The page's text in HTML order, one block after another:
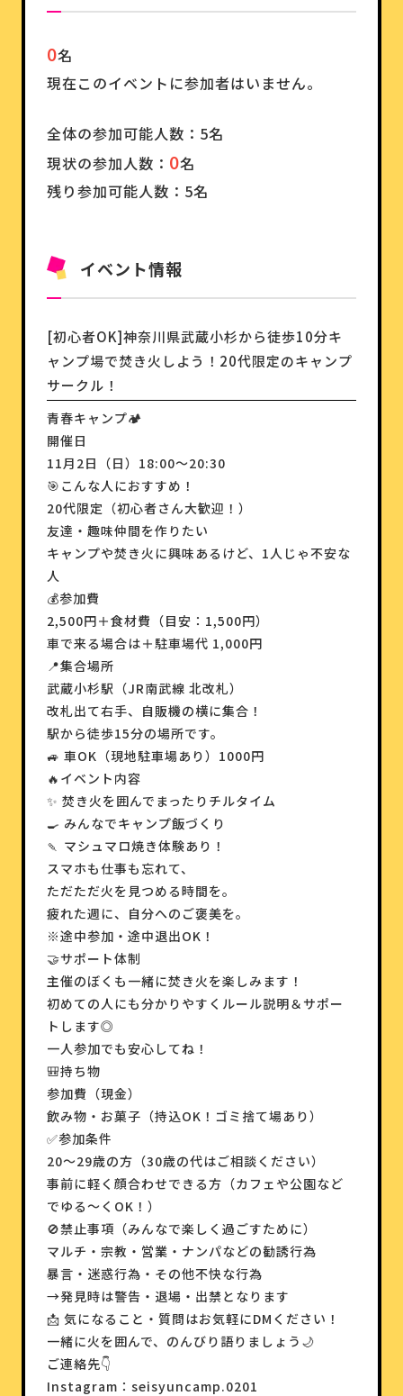
0名
現在このイベントに参加者はいません。
全体の参加可能人数：5名
現状の参加人数： 0名
残り参加可能人数：5名
イベント情報
[初心者OK]神奈川県武蔵小杉から徒歩10分キ
ャンプ場で焚き火しよう！20代限定のキャンプ
サークル！
青春キャンプ🏕️
開催日
11月2日（日）18:00〜20:30
🎯こんな人におすすめ！
20代限定（初心者さん大歓迎！）
友達・趣味仲間を作りたい
キャンプや焚き火に興味あるけど、1人じゃ不安な
人
💰参加費
2,500円＋食材費（目安：1,500円）
車で来る場合は＋駐車場代 1,000円
📍集合場所
武蔵小杉駅（JR南武線 北改札）
改札出て右手、自販機の横に集合！
駅から徒歩15分の場所です。
🚙 車OK（現地駐車場あり）1000円
🔥イベント内容
✨ 焚き火を囲んでまったりチルタイム
🍳 みんなでキャンプ飯づくり
🍡 マシュマロ焼き体験あり！
スマホも仕事も忘れて、
ただただ火を見つめる時間を。
疲れた週に、自分へのご褒美を。
※途中参加・途中退出OK！
🤝サポート体制
主催のぼくも一緒に焚き火を楽しみます！
初めての人にも分かりやすくルール説明＆サポー
トします◎
一人参加でも安心してね！
🎒持ち物
参加費（現金）
飲み物・お菓子（持込OK！ゴミ捨て場あり）
✅参加条件
20〜29歳の方（30歳の代はご相談ください）
事前に軽く顔合わせできる方（カフェや公園など
でゆる〜くOK！）
🚫禁止事項（みんなで楽しく過ごすために）
マルチ・宗教・営業・ナンパなどの勧誘行為
暴言・迷惑行為・その他不快な行為
→発見時は警告・退場・出禁となります
📩 気になること・質問はお気軽にDMください！
一緒に火を囲んで、のんびり語りましょう🌙
ご連絡先👇
Instagram：seisyuncamp.0201